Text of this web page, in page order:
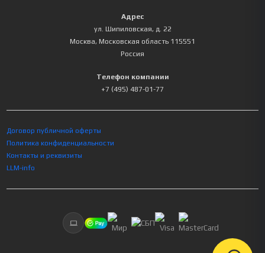
Адрес
ул. Шипиловская, д. 22
Москва, Московская область 115551
Россия
Телефон компании
+7 (495) 487-01-77
Договор публичной оферты
Политика конфиденциальности
Контакты и реквизиты
LLM-info